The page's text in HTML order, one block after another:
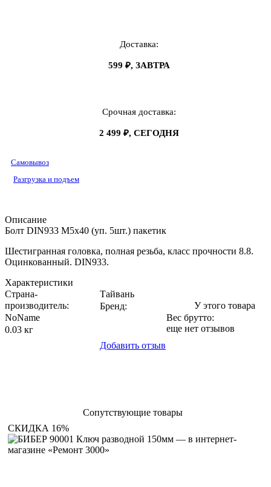
Доставка:
599 ₽, ЗАВТРА
Срочная доставка:
2 499 ₽, СЕГОДНЯ
Самовывоз
Разгрузка и подъем
Описание
Болт DIN933 М5х40 (уп. 5шт.) пакетик
Шестигранная головка, полная резьба, класс прочности 8.8.
Оцинкованный. DIN933.
Характеристики
Страна-
производитель:
Тайвань
Бренд:
NoName
Вес брутто:
0.03 кг
У этого товара
еще нет отзывов
Добавить отзыв
Сопутствующие товары
СКИДКА 16%